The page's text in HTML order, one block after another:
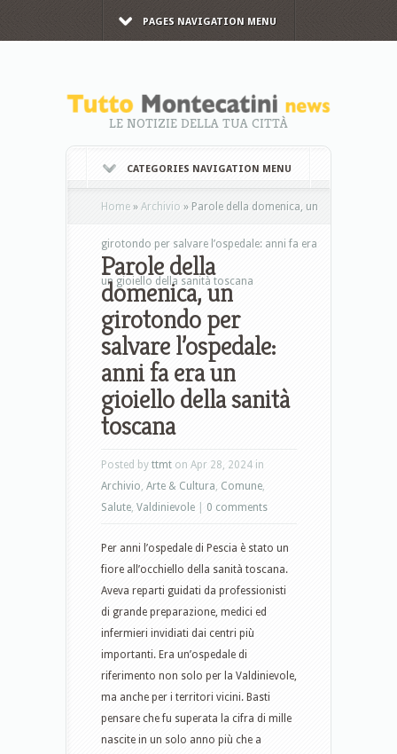
PAGES NAVIGATION MENU
LE NOTIZIE DELLA TUA CITTÀ
CATEGORIES NAVIGATION MENU
Home » Archivio » Parole della domenica, un
girotondo per salvare l’ospedale: anni fa era
un gioiello della sanità toscana
Parole della
domenica, un
girotondo per
salvare l’ospedale:
anni fa era un
gioiello della sanità
toscana
Posted by ttmt on Apr 28, 2024 in
Archivio, Arte & Cultura, Comune,
Salute, Valdinievole 0 comments
Per anni l’ospedale di Pescia è stato un
fiore all’occhiello della sanità toscana.
Aveva reparti guidati da professionisti
di grande preparazione, medici ed
infermieri invidiati dai centri più
importanti. Era un’ospedale di
riferimento non solo per la Valdinievole,
ma anche per i territori vicini. Basti
pensare che fu superata la cifra di mille
nascite in un solo anno più che a